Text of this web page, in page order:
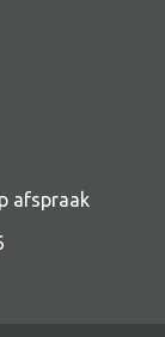
afspraak